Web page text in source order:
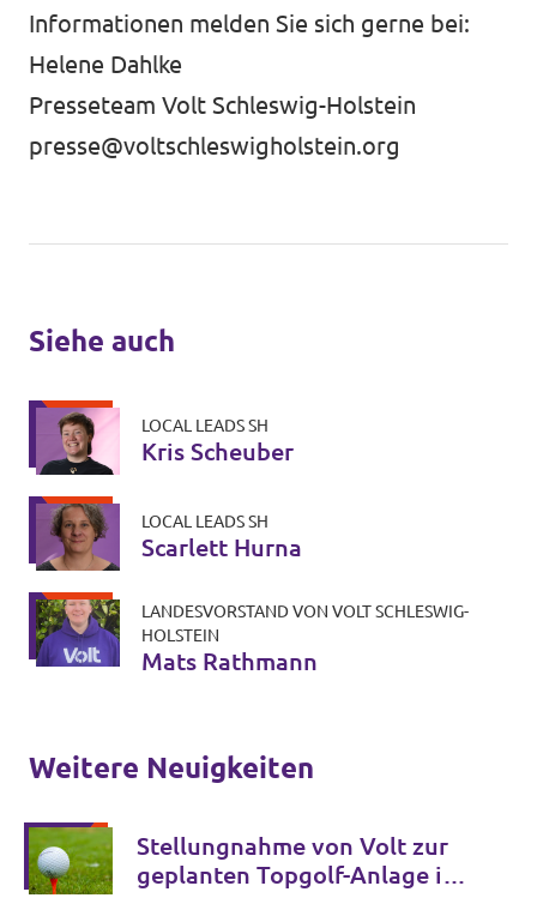
Informationen melden Sie sich gerne bei:
Helene Dahlke
Presseteam Volt Schleswig-Holstein
presse@voltschleswigholstein.org
Siehe auch
LOCAL LEADS SH
Kris Scheuber
LOCAL LEADS SH
Scarlett Hurna
LANDESVORSTAND VON VOLT SCHLESWIG-
HOLSTEIN
Mats Rathmann
Weitere Neuigkeiten
Stellungnahme von Volt zur
geplanten Topgolf-Anlage in